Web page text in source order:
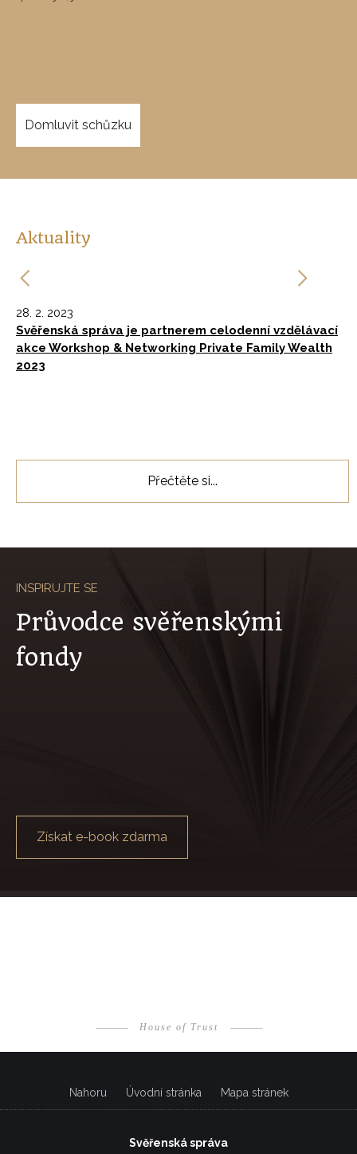
Domluvit schůzku
INSPIRUJTE SE
Průvodce svěřenskými
fondy
Získat e-book zdarma
Aktuality
28. 2. 2023
Svěřenská správa je partnerem celodenní vzdělávací
akce Workshop & Networking Private Family Wealth
2023
Přečtěte si...
————House of Trust ————
Nahoru Úvodní stránka Mapa stránek
Svěřenská správa